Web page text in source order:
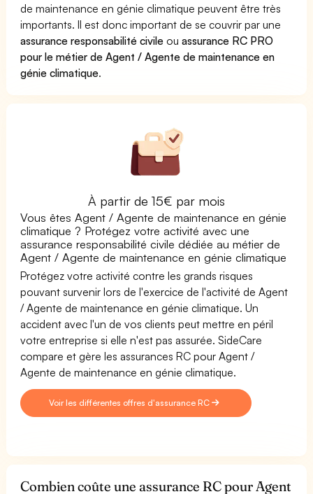
de maintenance en génie climatique peuvent être très
importants. Il est donc important de se couvrir par une
assurance responsabilité civile ouassurance RC PRO
pour le métier de Agent / Agente de maintenance en
génie climatique.
À partir de 15€ par mois
Vous êtes Agent / Agente de maintenance en génie
climatique ? Protégez votre activité avec une
assurance responsabilité civile dédiée au métier de
Agent / Agente de maintenance en génie climatique
Protégez votre activité contre les grands risques
pouvant survenir lors de l'exercice de l'activité de Agent
/ Agente de maintenance en génie climatique. Un
accident avec l'un de vos clients peut mettre en péril
votre entreprise si elle n'est pas assurée. SideCare
compare et gère les assurances RC pour Agent /
Agente de maintenance en génie climatique.
Voir les différentes offres d'assurance RC
Combien coûte une assurance RC pour Agent